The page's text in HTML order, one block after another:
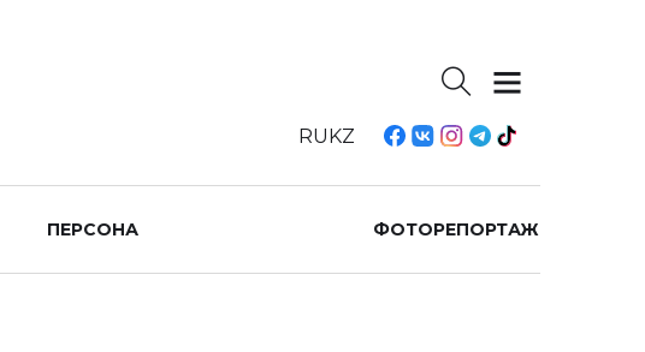
RUKZ
ПЕРСОНА ФОТОРЕПОРТАЖ